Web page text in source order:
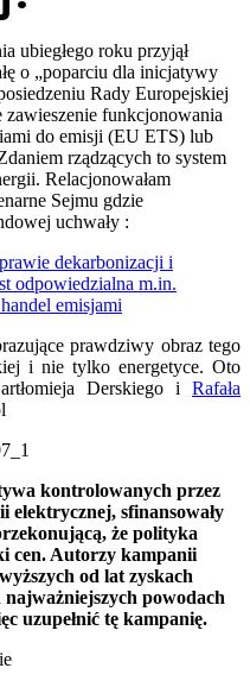
ubiegłego roku przyjął
o „poparciu dla inicjatywy
Rady Europejskiej
funkcjonowania
do emisji (EU ETS) lub
rządzących to system
Relacjonowałam
Sejmu gdzie
uchwały :
dekarbonizacji i
odpowiedzialna m.in.
emisjami
prawdziwy obraz tego
i nie tylko energetyce. Oto
Derskiego i Rafała
kontrolowanych przez
elektrycznej, sfinansowały
że polityka
cen. Autorzy kampanii
od lat zyskach
powodach
uzupełnić tę kampanię.